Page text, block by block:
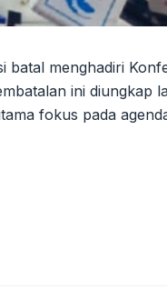
menghadiri
ini diungkap
fokus pada